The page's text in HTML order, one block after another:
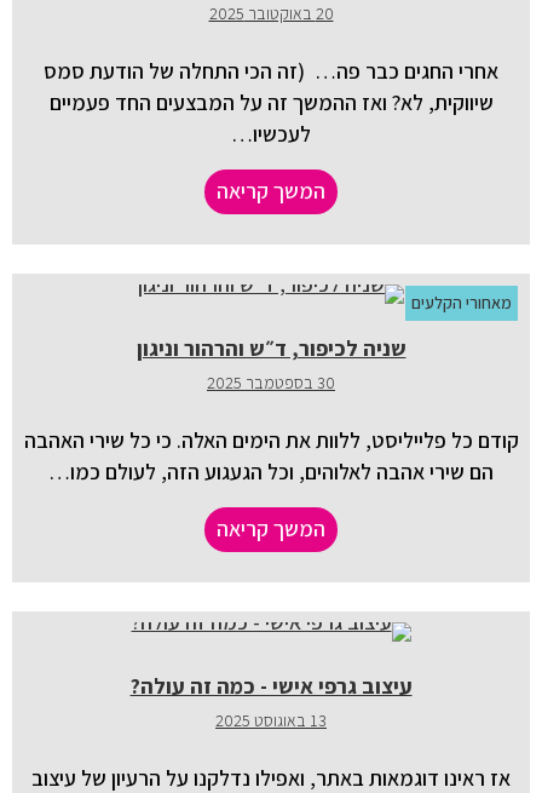
20 באוקטובר 2025
אחרי החגים כבר פה… (זה הכי התחלה של הודעת סמס
שיווקית, לא? ואז ההמשך זה על המבצעים החד פעמיים
לעכשיו…
המשך קריאה
מאחורי הקלעים
שניה לכיפור, ד״ש והרהור וניגון
30 בספטמבר 2025
קודם כל פלייליסט, ללוות את הימים האלה. כי כל שירי האהבה
הם שירי אהבה לאלוהים, וכל הגעגוע הזה, לעולם כמו…
המשך קריאה
עיצוב גרפי אישי - כמה זה עולה?
13 באוגוסט 2025
אז ראינו דוגמאות באתר, ואפילו נדלקנו על הרעיון של עיצוב